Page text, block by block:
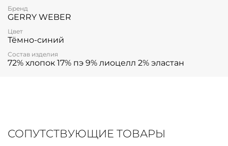
Бренд
GERRY WEBER
Цвет
Тёмно-синий
Состав изделия
72% хлопок 17% пэ 9% лиоцелл 2% эластан
СОПУТСТВУЮЩИЕ ТОВАРЫ